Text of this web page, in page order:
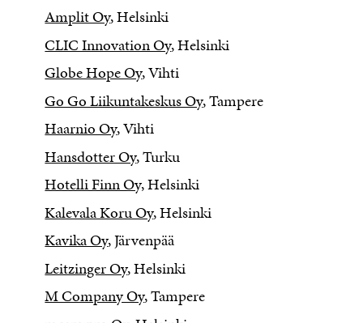
Amplit Oy, Helsinki
CLIC Innovation Oy, Helsinki
Globe Hope Oy, Vihti
Go Go Liikuntakeskus Oy, Tampere
Haarnio Oy, Vihti
Hansdotter Oy, Turku
Hotelli Finn Oy,Helsinki
Kalevala Koru Oy, Helsinki
Kavika Oy, Järvenpää
Leitzinger Oy, Helsinki
M Company Oy, Tampere